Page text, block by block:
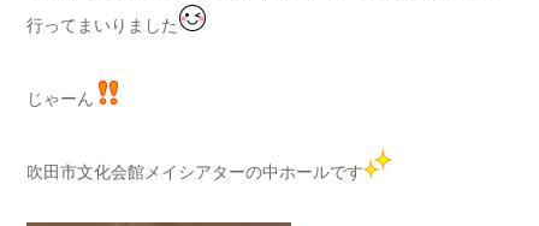
行ってまいりました
じゃーん
吹田市文化会館メイシアターの中ホールです